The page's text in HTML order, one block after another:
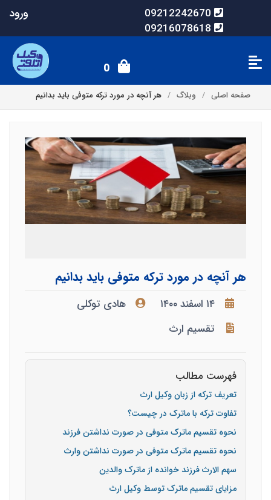
09212242670
09216078618
ورود
0
صفحه اصلی وبلاگ هر آنچه در مورد ترکه متوفی باید بدانیم
هر آنچه در مورد ترکه متوفی باید بدانیم
۱۴ اسفند ۱۴۰۰
هادی توکلی
تقسیم ارث
فهرست مطالب
تعریف ترکه از زبان وکیل ارث
تفاوت ترکه با ماترک در چیست؟
نحوه تقسیم ماترک متوفی در صورت نداشتن فرزند
نحوه تقسیم ماترک متوفی در صورت نداشتن وارث
سهم الارث فرزند خوانده از ماترک والدین
مزایای تقسیم ماترک توسط وکیل ارث